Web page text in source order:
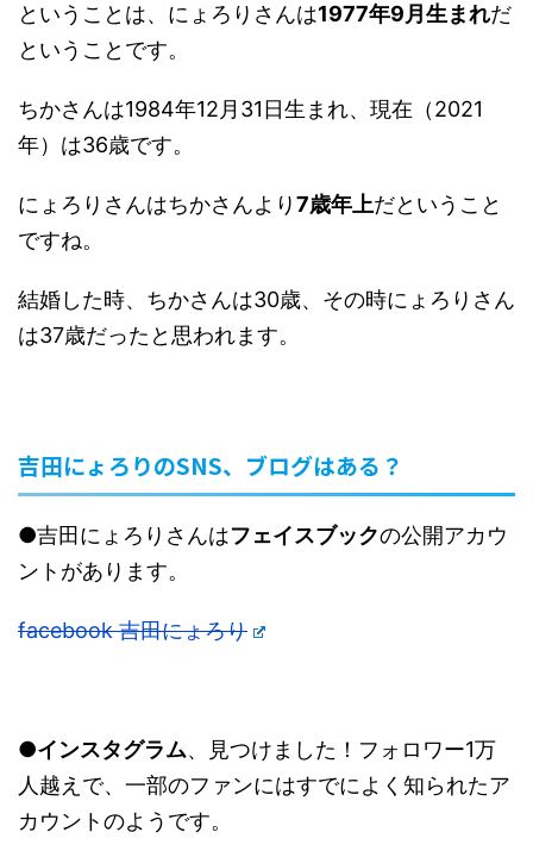
ということは、にょろりさんは1977年9月生まれだ
ということです。
ちかさんは1984年12月31日生まれ、現在（2021
年）は36歳です。
にょろりさんはちかさんより7歳年上だということ
ですね。
結婚した時、ちかさんは30歳、その時にょろりさん
は37歳だったと思われます。
吉田にょろりのSNS、ブログはある？
●吉田にょろりさんはフェイスブックの公開アカウ
ントがあります。
facebook 吉田にょろり
●インスタグラム、見つけました！フォロワー1万
人越えで、一部のファンにはすでによく知られたア
カウントのようです。